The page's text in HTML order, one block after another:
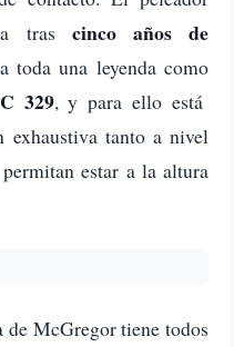
tras cinco años de
toda una leyenda como
329, y para ello está
exhaustiva tanto a nivel
estar a la altura
McGregor tiene todos